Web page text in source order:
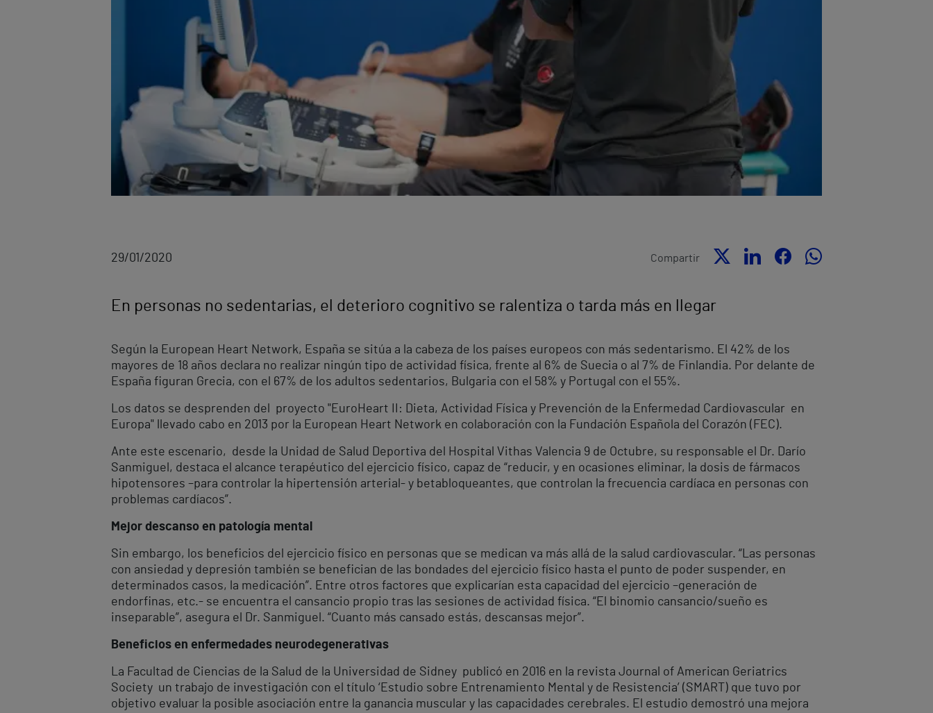
29/01/2020 Compartir
En personas no sedentarias, el deterioro cognitivo se ralentiza o tarda más en llegar
Según la European Heart Network, España se sitúa a la cabeza de los países europeos con más sedentarismo. El 42% de los
mayores de 18 años declara no realizar ningún tipo de actividad física, frente al 6% de Suecia o al 7% de Finlandia. Por delante de
España figuran Grecia, con el 67% de los adultos sedentarios, Bulgaria con el 58% y Portugal con el 55%.
Los datos se desprenden del proyecto "EuroHeart II: Dieta, Actividad Física y Prevención de la Enfermedad Cardiovascular en
Europa" llevado cabo en 2013 por la European Heart Network en colaboración con la Fundación Española del Corazón (FEC).
Ante este escenario, desde la Unidad de Salud Deportiva del Hospital Vithas Valencia 9 de Octubre, su responsable el Dr. Darío
Sanmiguel, destaca el alcance terapéutico del ejercicio físico, capaz de “reducir, y en ocasiones eliminar, la dosis de fármacos
hipotensores –para controlar la hipertensión arterial- y betabloqueantes, que controlan la frecuencia cardíaca en personas con
problemas cardíacos”.
Mejor descanso en patología mental
Sin embargo, los beneficios del ejercicio físico en personas que se medican va más allá de la salud cardiovascular. “Las personas
con ansiedad y depresión también se benefician de las bondades del ejercicio físico hasta el punto de poder suspender, en
determinados casos, la medicación”. Entre otros factores que explicarían esta capacidad del ejercicio –generación de
endorfinas, etc.- se encuentra el cansancio propio tras las sesiones de actividad física. “El binomio cansancio/sueño es
inseparable”, asegura el Dr. Sanmiguel. “Cuanto más cansado estás, descansas mejor”.
Beneficios en enfermedades neurodegenerativas
La Facultad de Ciencias de la Salud de la Universidad de Sidney publicó en 2016 en la revista Journal of American Geriatrics
Society un trabajo de investigación con el título ‘Estudio sobre Entrenamiento Mental y de Resistencia’ (SMART) que tuvo por
objetivo evaluar la posible asociación entre la ganancia muscular y las capacidades cerebrales. El estudio demostró una mejora